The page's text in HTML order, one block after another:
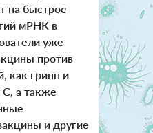
на быстрое
мРНК в
уже
против
как грипп и
С, а также
и другие